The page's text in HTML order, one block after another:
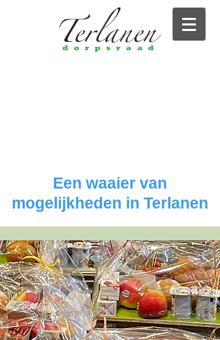
Een waaier van
mogelijkheden in Terlanen